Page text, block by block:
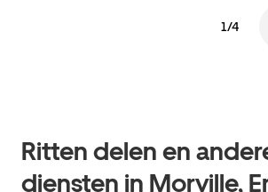
1/4
Ritten delen en
diensten in Morville,